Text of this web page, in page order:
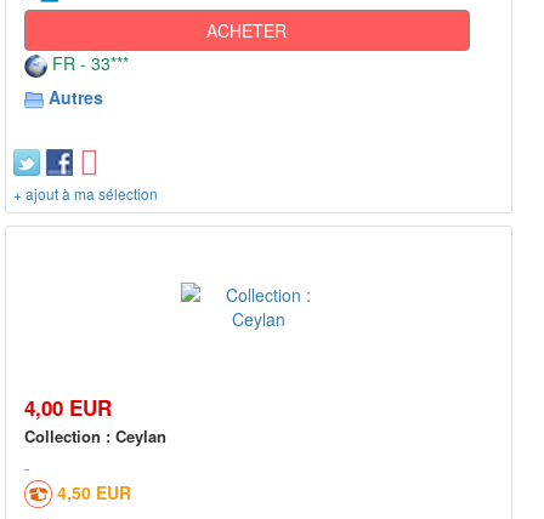
ACHETER
FR - 33***
Autres
+ ajout à ma sélection
4,00 EUR
Collection : Ceylan
4,50 EUR